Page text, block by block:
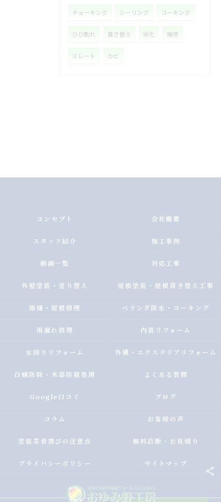
チョーキング シーリング コーキング
ひび割れ 葺き替え 劣化 補修
スレート カビ
コンセプト 会社概要
スタッフ紹介 施工事例
動画一覧 対応工事
外壁塗装・塗り替え 屋根塗装・屋根葺き替え工事
雨樋・屋根修理 ベランダ防水・コーキング
雨漏れ修理 内装リフォーム
水回りリフォーム 外構・エクステリアリフォーム
白蟻防除・木部防腐処理 よくある質問
Google口コミ ブログ
コラム お客様の声
塗装業者選びの注意点 無料診断・お見積り
プライバシーポリシー サイトマップ